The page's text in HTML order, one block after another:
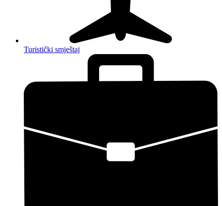
Turistički smještaj